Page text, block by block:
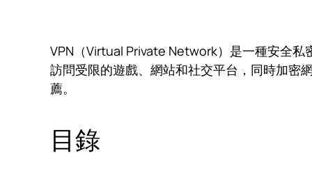
VPN（Virtual Private Network）是一種安全
訪問受限的遊戲、網站和社交平台，同時加密
薦。
目錄